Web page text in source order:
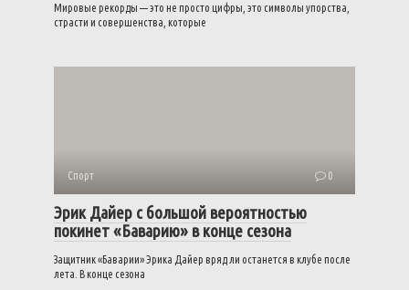
Мировые рекорды — это не просто цифры, это символы упорства,
страсти и совершенства, которые
Спорт 0
Эрик Дайер с большой вероятностью
покинет «Баварию» в конце сезона
Защитник «Баварии» Эрика Дайер вряд ли останется в клубе после
лета. В конце сезона